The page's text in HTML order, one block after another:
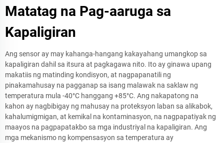
Matatag na Pag-aaruga sa
Kapaligiran
Ang sensor ay may kahanga-hangang kakayahang umangkop sa
kapaligiran dahil sa itsura at pagkagawa nito. Ito ay ginawa upang
makatiis ng matinding kondisyon, at nagpapanatili ng
pinakamahusay na pagganap sa isang malawak na saklaw ng
temperatura mula -40°C hanggang +85°C. Ang nakapatong na
kahon ay nagbibigay ng mahusay na proteksyon laban sa alikabok,
kahalumigmigan, at kemikal na kontaminasyon, na nagpapatiyak ng
maayos na pagpapatakbo sa mga industriyal na kapaligiran. Ang
mga mekanismo ng kompensasyon sa temperatura ay